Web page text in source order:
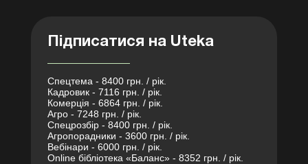
Підписатися на Uteka
Спецтема - 8400 грн. / рік.
Кадровик - 7116 грн. / рік.
Комерція - 6864 грн. / рік.
Агро - 7248 грн. / рік.
Спецрозбір - 8400 грн. / рік.
Агропорадники - 3600 грн. / рік.
Вебінари - 6000 грн. / рік.
Online бібліотека «Баланс» - 8352 грн. / рік.